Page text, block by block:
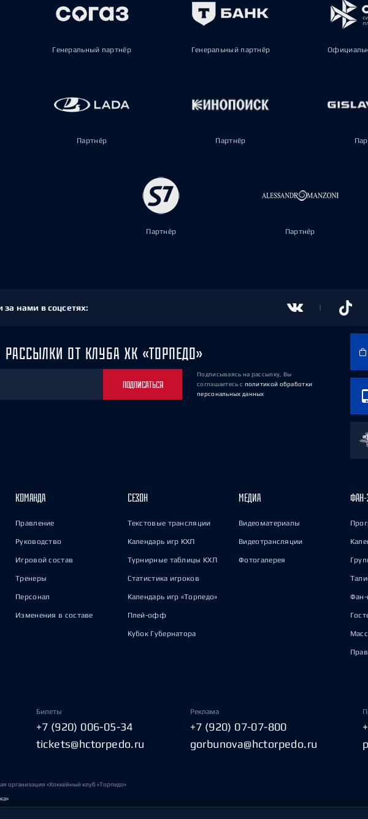
Генеральный партнёр Генеральный партнёр
Партнёр Партнёр
Партнёр Партнёр
нами в соцсетях:
ОТ КЛУБА ХК «ТОРПЕДО»
ПОДПИСАТЬСЯ
Подписываясь на рассылку, Вы
соглашаетесь с политикой обработки
персональных данных
КОМАНДА
Правление
Руководство
Игровой состав
Тренеры
Персонал
Изменения в составе
СЕЗОН
Текстовые трансляции
Календарь игр КХЛ
Турнирные таблицы КХЛ
Статистика игроков
Календарь игр «Торпедо»
Плей-офф
Кубок Губернатора
МЕДИА
Видеоматериалы
Видеотрансляции
Фотогалерея
ФАН-
Фан-
Билеты
+7 (920) 006-05-34
tickets@hctorpedo.ru
Реклама
+7 (920) 07-07-800
gorbunova@hctorpedo.ru
организация «Хоккейный клуб «Торпедо»